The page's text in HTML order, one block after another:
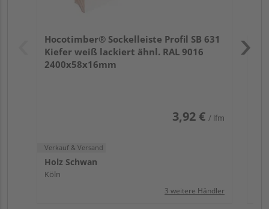
Hocotimber® Sockelleiste Profil SB 631
Kiefer weiß lackiert ähnl. RAL 9016
2400x58x16mm
3,92 € / lfm
Verkauf & Versand
Holz Schwan
Köln
3 weitere Händler